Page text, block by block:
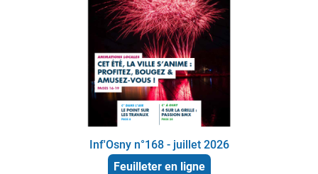
Inf'Osny n°168 - juillet 2026
Feuilleter en ligne